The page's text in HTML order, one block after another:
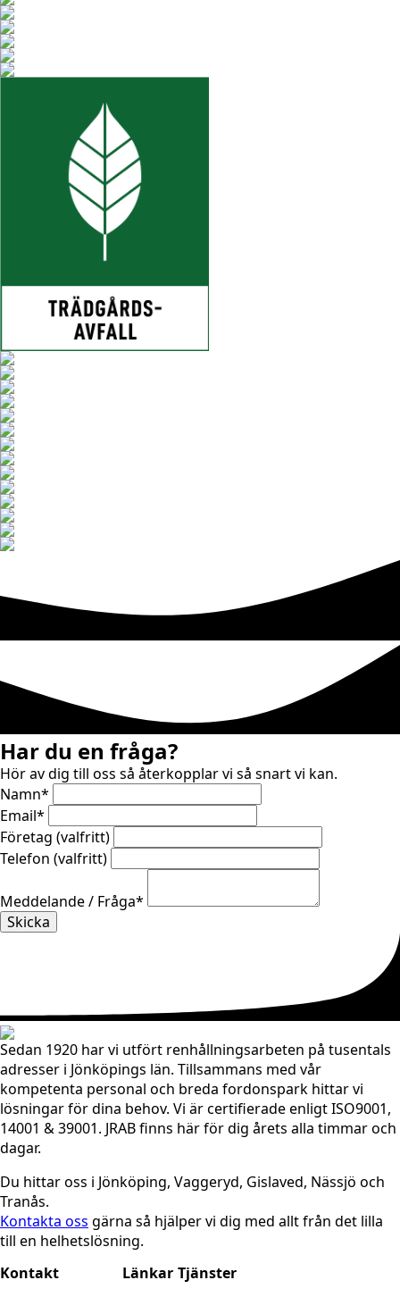
Har du en fråga?
Hör av dig till oss så återkopplar vi så snart vi kan.
Namn*
Email*
Företag (valfritt)
Telefon (valfritt)
Meddelande / Fråga*
Skicka
Sedan 1920 har vi utfört renhållningsarbeten på tusentals
adresser i Jönköpings län. Tillsammans med vår
kompetenta personal och breda fordonspark hittar vi
lösningar för dina behov. Vi är certifierade enligt ISO9001,
14001 & 39001. JRAB finns här för dig årets alla timmar och
dagar.
Du hittar oss i Jönköping, Vaggeryd, Gislaved, Nässjö och
Tranås.
Kontakta oss gärna så hjälper vi dig med allt från det lilla
till en helhetslösning.
Kontakt
Länkar Tjänster